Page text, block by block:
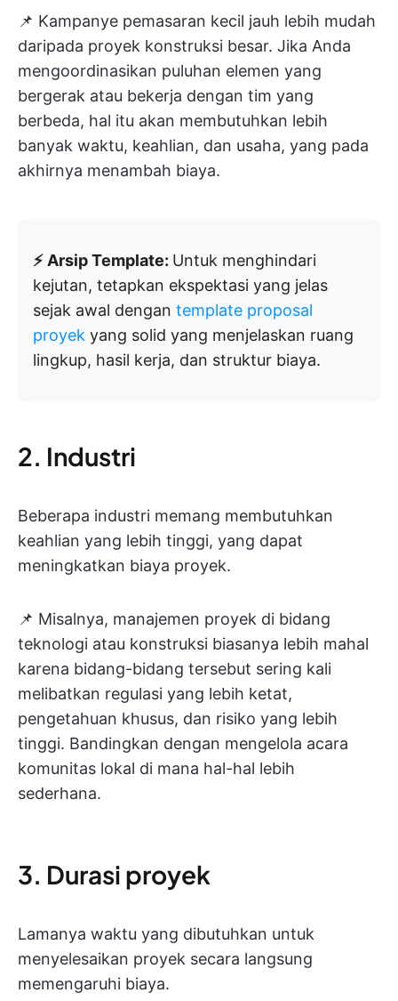
📌 Kampanye pemasaran kecil jauh lebih mudah
daripada proyek konstruksi besar. Jika Anda
mengoordinasikan puluhan elemen yang
bergerak atau bekerja dengan tim yang
berbeda, hal itu akan membutuhkan lebih
banyak waktu, keahlian, dan usaha, yang pada
akhirnya menambah biaya.
⚡ Arsip Template: Untuk menghindari
kejutan, tetapkan ekspektasi yang jelas
sejak awal dengan template proposal
proyek yang solid yang menjelaskan ruang
lingkup, hasil kerja, dan struktur biaya.
2. Industri
Beberapa industri memang membutuhkan
keahlian yang lebih tinggi, yang dapat
meningkatkan biaya proyek.
📌 Misalnya, manajemen proyek di bidang
teknologi atau konstruksi biasanya lebih mahal
karena bidang-bidang tersebut sering kali
melibatkan regulasi yang lebih ketat,
pengetahuan khusus, dan risiko yang lebih
tinggi. Bandingkan dengan mengelola acara
komunitas lokal di mana hal-hal lebih
sederhana.
3. Durasi proyek
Lamanya waktu yang dibutuhkan untuk
menyelesaikan proyek secara langsung
memengaruhi biaya.